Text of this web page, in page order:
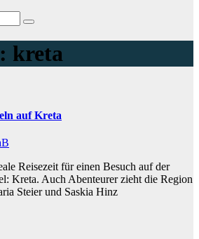
kreta
auf Kreta
Reisezeit für einen Besuch auf der
Kreta. Auch Abenteurer zieht die Region
Steier und Saskia Hinz